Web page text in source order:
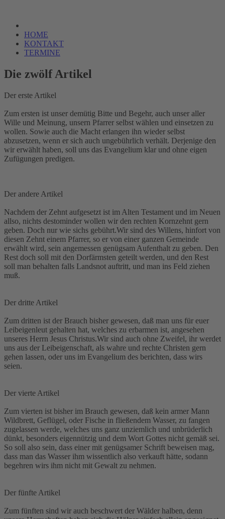
HOME
KONTAKT
TERMINE
Die zwölf Artikel
Der erste Artikel
Zum ersten ist unser demütig Bitte und Begehr, auch unser aller
Wille und Meinung, unsern Pfarrer selbst wählen und einsetzen zu
wollen. Sowie auch die Macht erlangen ihn wieder selbst
abzusetzen, wenn er sich auch ungebührlich verhält. Derjenige den
wir erwählt haben, soll uns das Evangelium klar und ohne eigen
Zufügungen predigen.
Der andere Artikel
Nachdem der Zehnt aufgesetzt ist im Alten Testament und im Neuen
allso, nichts destominder wollen wir den rechten Kornzehnt gern
geben. Doch nur wie sichs gebührt.Wir sind des Willens, hinfort von
diesen Zehnt einem Pfarrer, so er von einer ganzen Gemeinde
erwählt wird, sein angemessen genügsam Aufenthalt zu geben. Den
Rest doch soll mit den Dorfärmsten geteilt werden, und den Rest
soll man behalten falls Landsnot auftritt, und man ins Feld ziehen
muß.
Der dritte Artikel
Zum dritten ist der Brauch bisher gewesen, daß man uns für euer
Leibeigenleut gehalten hat, welches zu erbarmen ist, angesehen
unseres Herrn Jesus Christus.Wir sind auch ohne Zweifel, ihr werdet
uns aus der Leibeigenschaft, als wahre und rechte Christen gern
gehen lassen, oder uns im Evangelium des berichten, dass wirs
seien.
Der vierte Artikel
Zum vierten ist bisher im Brauch gewesen, daß kein armer Mann
Wildbrett, Geflügel, oder Fische in fließendem Wasser, zu fangen
zugelassen werde, welches uns ganz unziemlich und unbrüderlich
dünkt, besonders eigennützig und dem Wort Gottes nicht gemäß sei.
So soll also sein, dass einer mit genügsamer Schrift beweisen mag,
dass man das Wasser ihm wissentlich also verkauft hätte, sodann
begehren wirs ihm nicht mit Gewalt zu nehmen.
Der fünfte Artikel
Zum fünften sind wir auch beschwert der Wälder halben, denn